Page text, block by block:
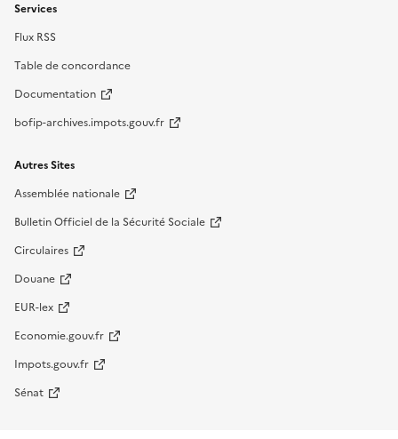
Services
Flux RSS
Table de concordance
Documentation
bofip-archives.impots.gouv.fr
Autres Sites
Assemblée nationale
Bulletin Officiel de la Sécurité Sociale
Circulaires
Douane
EUR-lex
Economie.gouv.fr
Impots.gouv.fr
Sénat